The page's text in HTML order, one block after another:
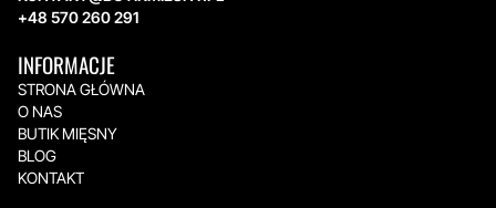
+48 570 260 291
INFORMACJE
STRONA GŁÓWNA
O NAS
BUTIK MIĘSNY
BLOG
KONTAKT